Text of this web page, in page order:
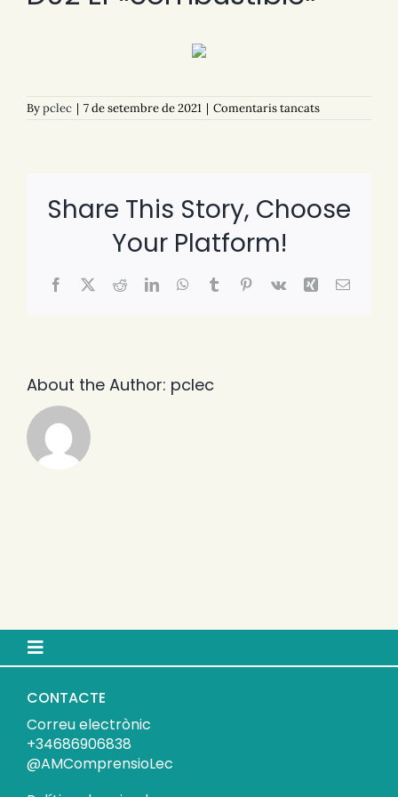
Bypclec | 7 de setembre de 2021 | Comentaris tancatsa
Share This Story, Choose
Your Platform!
Facebook
X RedditLinkedInWhatsApp
TumblrPinterest
Vk Xing Email:
About the Author: pclec
Toggle
Navigation
Inici
CONTACTE
Correu electrònic
+34686906838
@AMComprensioLec